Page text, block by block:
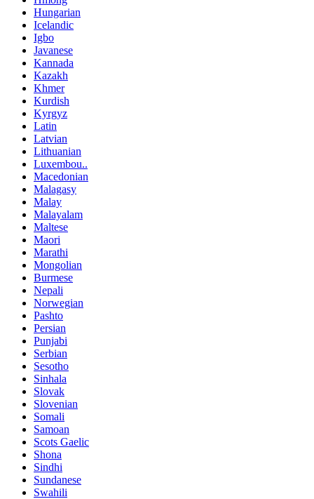
Hungarian
Icelandic
Igbo
Javanese
Kannada
Kazakh
Khmer
Kurdish
Kyrgyz
Latin
Latvian
Lithuanian
Luxembou..
Macedonian
Malagasy
Malay
Malayalam
Maltese
Maori
Marathi
Mongolian
Burmese
Nepali
Norwegian
Pashto
Persian
Punjabi
Serbian
Sesotho
Sinhala
Slovak
Slovenian
Somali
Samoan
Scots Gaelic
Shona
Sindhi
Sundanese
Swahili